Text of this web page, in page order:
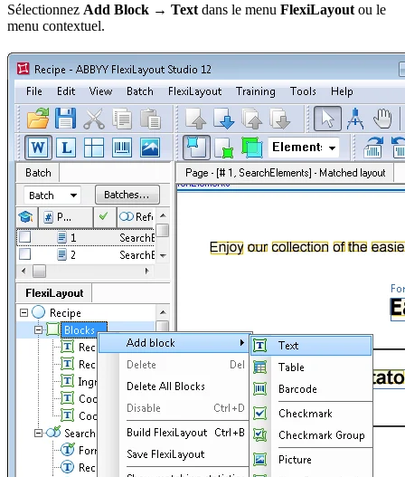
Sélectionnez Add Block → Text dans le menu FlexiLayout ou le
menu contextuel.